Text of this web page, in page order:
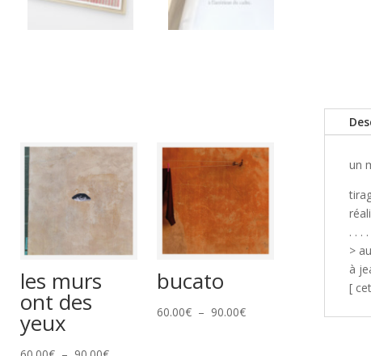
les murs
ont des
yeux
bucato
60.00€ – 90.00€Plage
un
. . .
>
à
[